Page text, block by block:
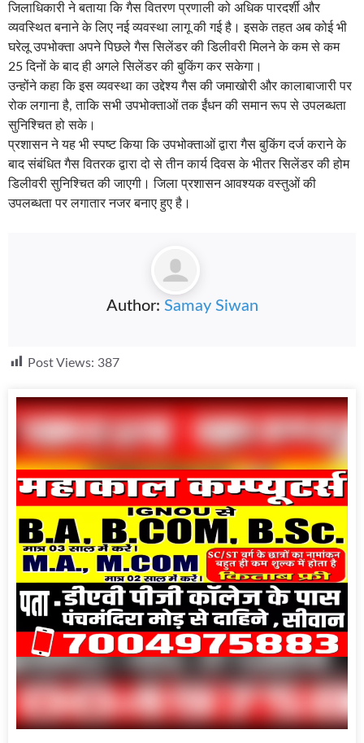
जिलाधिकारी ने बताया कि गैस वितरण प्रणाली को अधिक पारदर्शी और
व्यवस्थित बनाने के लिए नई व्यवस्था लागू की गई है। इसके तहत अब कोई भी
घरेलू उपभोक्ता अपने पिछले गैस सिलेंडर की डिलीवरी मिलने के कम से कम
25 दिनों के बाद ही अगले सिलेंडर की बुकिंग कर सकेगा।
उन्होंने कहा कि इस व्यवस्था का उद्देश्य गैस की जमाखोरी और कालाबाजारी पर
रोक लगाना है, ताकि सभी उपभोक्ताओं तक ईंधन की समान रूप से उपलब्धता
सुनिश्चित हो सके।
प्रशासन ने यह भी स्पष्ट किया कि उपभोक्ताओं द्वारा गैस बुकिंग दर्ज कराने के
बाद संबंधित गैस वितरक द्वारा दो से तीन कार्य दिवस के भीतर सिलेंडर की होम
डिलीवरी सुनिश्चित की जाएगी। जिला प्रशासन आवश्यक वस्तुओं की
उपलब्धता पर लगातार नजर बनाए हुए है।
Author: Samay Siwan
Post Views: 387